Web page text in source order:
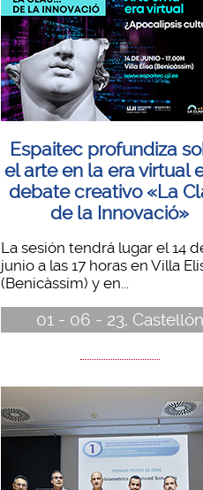
Espaitec profundiza
el arte en la era virtual
debate creativo «La
de la Innovació»
La sesión tendrá lugar el 14
junio a las 17 horas en Villa
(Benicàssim) y en...
01 - 06 - 23, Castellón